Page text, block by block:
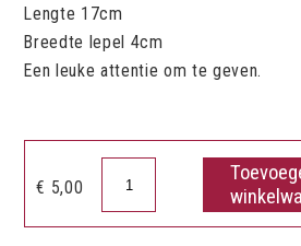
Lengte 17cm
Breedte lepel 4cm
Een leuke attentie om te geven.
€ 5,00
spreuk